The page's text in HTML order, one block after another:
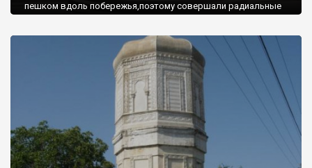
пешком вдоль побережья,поэтому совершали радиальные